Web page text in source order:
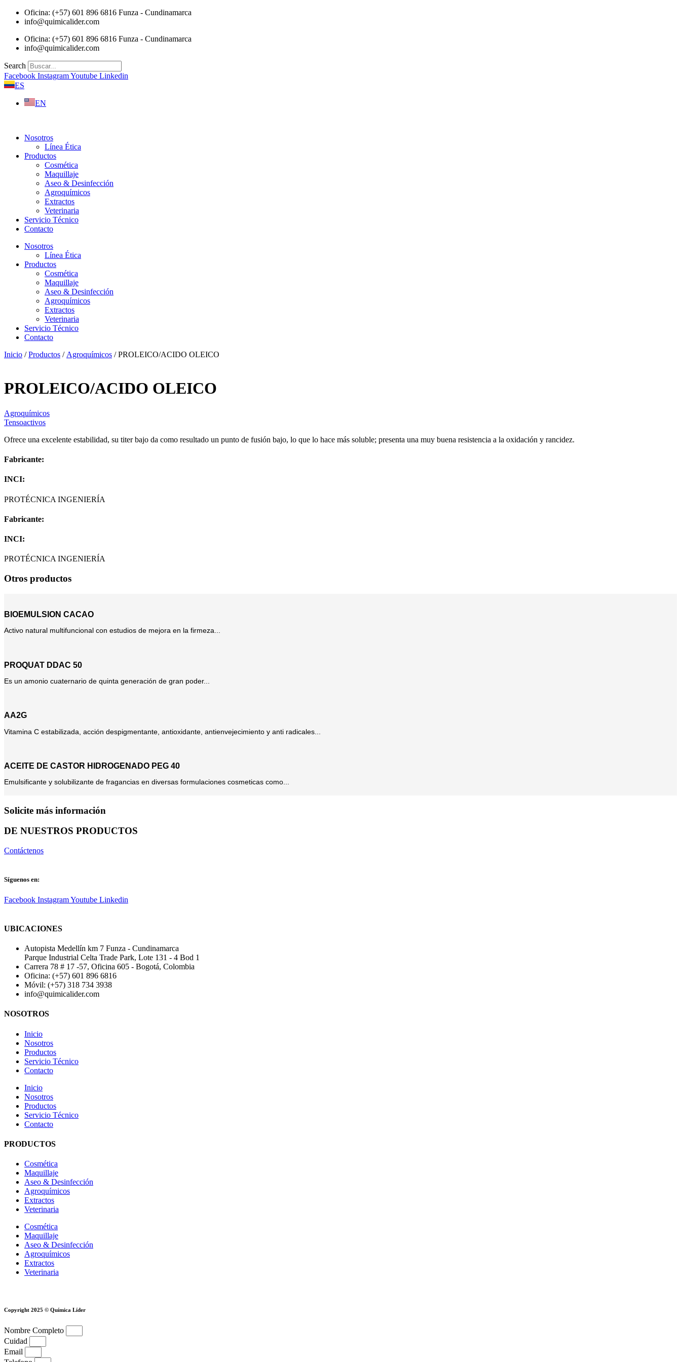
Saltar
Oficina: (+57) 601 896 6816 Funza - Cundinamarca
info@quimicalider.com
Oficina: (+57) 601 896 6816 Funza - Cundinamarca
info@quimicalider.com
Search
Facebook InstagramYoutube Linkedin
ES
EN
Nosotros
Línea Ética
Productos
Cosmética
Maquillaje
Aseo & Desinfección
Agroquímicos
Extractos
Veterinaria
Servicio Técnico
Contacto
Nosotros
Línea Ética
Productos
Cosmética
Maquillaje
Aseo & Desinfección
Agroquímicos
Extractos
Veterinaria
Servicio Técnico
Contacto
Inicio /Productos / Agroquímicos / PROLEICO/ACIDO OLEICO
PROLEICO/ACIDO OLEICO
Agroquímicos
Tensoactivos
Ofrece una excelente estabilidad, su titer bajo da como resultado un punto de fusión bajo, lo que lo hace más soluble; presenta una muy buena resistencia a la oxidación y rancidez.
Fabricante:
INCI:
PROTÉCNICA INGENIERÍA
Fabricante:
INCI:
PROTÉCNICA INGENIERÍA
Otros productos
BIOEMULSION CACAO
Activo natural multifuncional con estudios de mejora en la firmeza...
PROQUAT DDAC 50
Es un amonio cuaternario de quinta generación de gran poder...
AA2G
Vitamina C estabilizada, acción despigmentante, antioxidante, antienvejecimiento y anti radicales...
ACEITE DE CASTOR HIDROGENADO PEG 40
Emulsificante y solubilizante de fragancias en diversas formulaciones cosmeticas como...
Solicite más información
DE NUESTROS PRODUCTOS
Contáctenos
Síguenos en:
Facebook InstagramYoutube Linkedin
UBICACIONES
Autopista Medellín km 7 Funza - Cundinamarca
Parque Industrial Celta Trade Park, Lote 131 - 4 Bod 1
Carrera 78 # 17 -57, Oficina 605 - Bogotá, Colombia
Oficina: (+57) 601 896 6816
Móvil: (+57) 318 734 3938
info@quimicalider.com
NOSOTROS
Inicio
Nosotros
Productos
Servicio Técnico
Contacto
Inicio
Nosotros
Productos
Servicio Técnico
Contacto
PRODUCTOS
Cosmética
Maquillaje
Aseo & Desinfección
Agroquímicos
Extractos
Veterinaria
Cosmética
Maquillaje
Aseo & Desinfección
Agroquímicos
Extractos
Veterinaria
Copyright 2025 © Química Líder
Nombre Completo
Cuidad
Email